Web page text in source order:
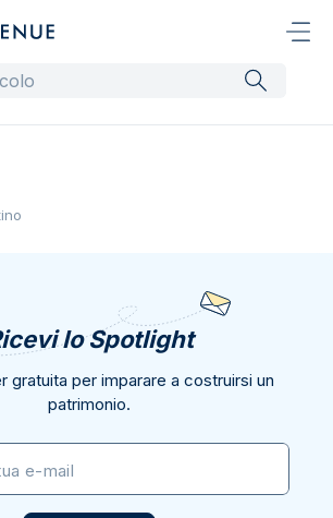
lo Spotlight
gratuita per imparare a costruirsi un
patrimonio.
e-mail